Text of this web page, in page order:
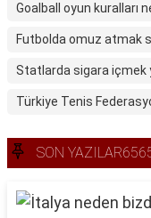
Goalball oyun kuralları
Futbolda omuz atmak
Statlarda sigara içmek
Türkiye Tenis
SON